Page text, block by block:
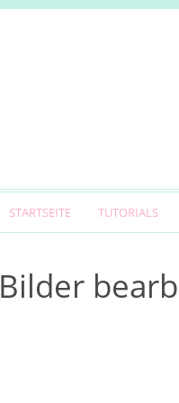
STARTSEITE TUTORIALS
Bilder